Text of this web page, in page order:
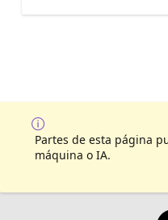
Partes de esta página
máquina o IA.